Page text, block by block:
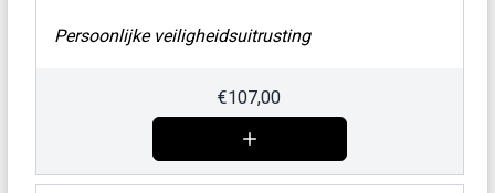
Persoonlijke veiligheidsuitrusting
€107,00